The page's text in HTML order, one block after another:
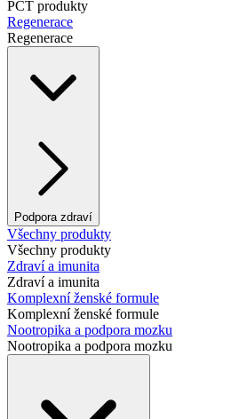
PCT produkty
Regenerace
Regenerace
Podpora zdraví
Všechny produkty
Všechny produkty
Zdraví a imunita
Zdraví a imunita
Komplexní ženské formule
Komplexní ženské formule
Nootropika a podpora mozku
Nootropika a podpora mozku